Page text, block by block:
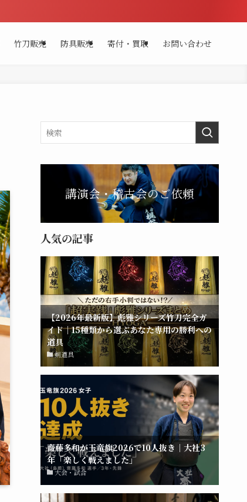
竹刀販売 防具販売 寄付・買取 お問い合わせ
講演会・稽古会のご依頼
人気の記事
【2026年最新版】彪雅シリーズ竹刀完全ガ
イド｜15種類から選ぶあなた専用の勝利への
道具
剣道具
齋藤多和が玉竜旗2026で10人抜き｜大社3
年「楽しく戦えました」
大会・試合